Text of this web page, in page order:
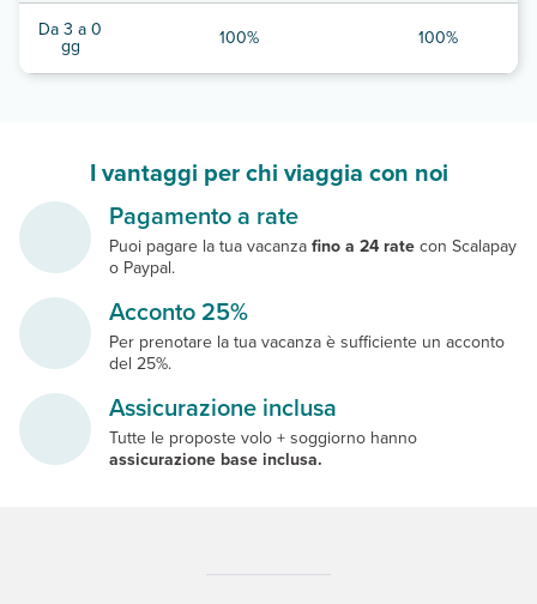
Da 3 a 0
gg 100% 100%
I vantaggi per chi viaggia con noi
Pagamento a rate
Puoi pagare la tua vacanzafino a 24 ratecon Scalapay
o Paypal.
Acconto 25%
Per prenotare la tua vacanza è sufficiente un acconto
del 25%.
Assicurazione inclusa
Tutte le proposte volo + soggiorno hanno
assicurazione base inclusa.